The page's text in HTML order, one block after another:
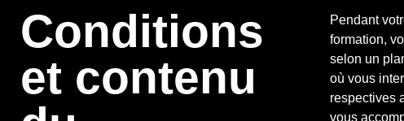
Conditions
et contenu
Pendant
formation,
selon un
où vous
respectives
vous